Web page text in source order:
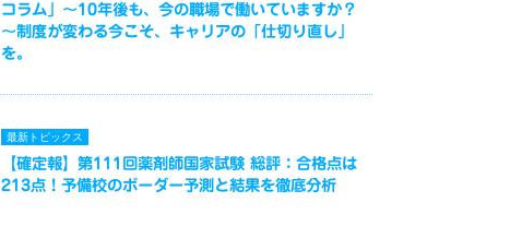
コラム」～10年後も、今の職場で働いていますか？
～制度が変わる今こそ、キャリアの「仕切り直し」
を。
最新トピックス
【確定報】第111回薬剤師国家試験 総評：合格点は
213点！予備校のボーダー予測と結果を徹底分析